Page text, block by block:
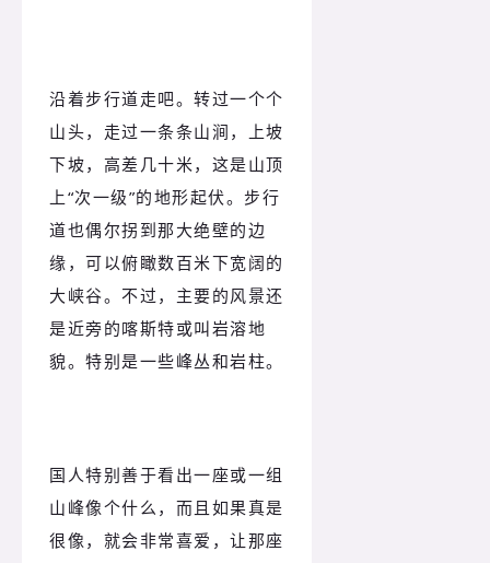
沿着步行道走吧。转过一个个
山头，走过一条条山涧，上坡
下坡，高差几十米，这是山顶
上“次一级”的地形起伏。步行
道也偶尔拐到那大绝壁的边
缘，可以俯瞰数百米下宽阔的
大峡谷。不过，主要的风景还
是近旁的喀斯特或叫岩溶地
貌。特别是一些峰丛和岩柱。
国人特别善于看出一座或一组
山峰像个什么，而且如果真是
很像，就会非常喜爱，让那座